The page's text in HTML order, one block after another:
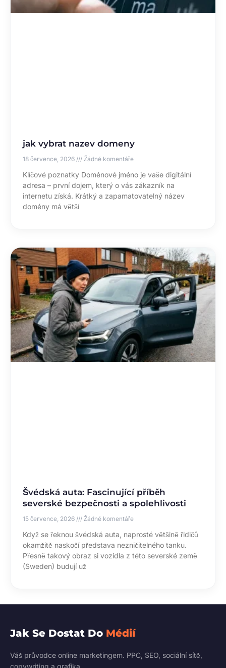
jak vybrat nazev domeny
18 července, 2026 Žádné komentáře
Klíčové poznatky Doménové jméno je vaše digitální
adresa – první dojem, který o vás zákazník na
internetu získá. Krátký a zapamatovatelný název
domény má větší
Švédská auta: Fascinující příběh
severské bezpečnosti a spolehlivosti
15 července, 2026 Žádné komentáře
Když se řeknou švédská auta, naprosté většině řidičů
okamžitě naskočí představa nezničitelného tanku.
Přesně takový obraz si vozidla z této severské země
(Sweden) budují už
Jak Se Dostat Do Médií
Váš průvodce online marketingem. PPC, SEO, sociální sítě,
copywriting a grafika.